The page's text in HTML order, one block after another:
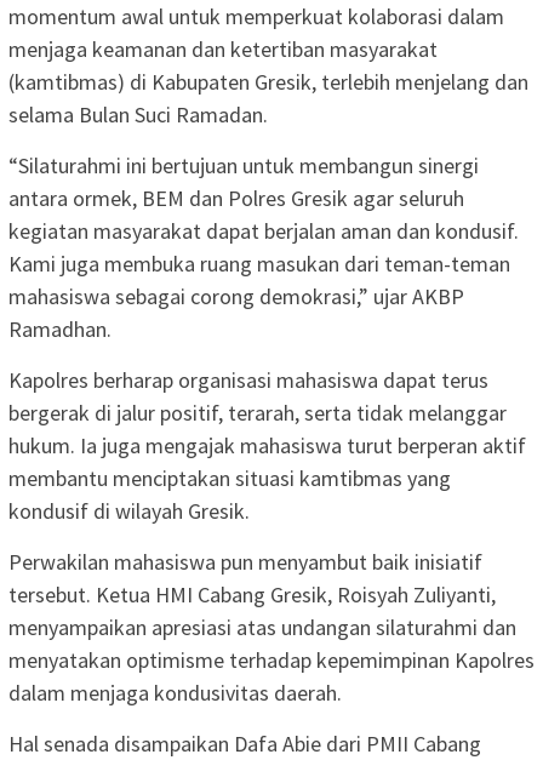
momentum awal untuk memperkuat kolaborasi dalam
menjaga keamanan dan ketertiban masyarakat
(kamtibmas) di Kabupaten Gresik, terlebih menjelang dan
selama Bulan Suci Ramadan.
“Silaturahmi ini bertujuan untuk membangun sinergi
antara ormek, BEM dan Polres Gresik agar seluruh
kegiatan masyarakat dapat berjalan aman dan kondusif.
Kami juga membuka ruang masukan dari teman-teman
mahasiswa sebagai corong demokrasi,” ujar AKBP
Ramadhan.
Kapolres berharap organisasi mahasiswa dapat terus
bergerak di jalur positif, terarah, serta tidak melanggar
hukum. Ia juga mengajak mahasiswa turut berperan aktif
membantu menciptakan situasi kamtibmas yang
kondusif di wilayah Gresik.
Perwakilan mahasiswa pun menyambut baik inisiatif
tersebut. Ketua HMI Cabang Gresik, Roisyah Zuliyanti,
menyampaikan apresiasi atas undangan silaturahmi dan
menyatakan optimisme terhadap kepemimpinan Kapolres
dalam menjaga kondusivitas daerah.
Hal senada disampaikan Dafa Abie dari PMII Cabang